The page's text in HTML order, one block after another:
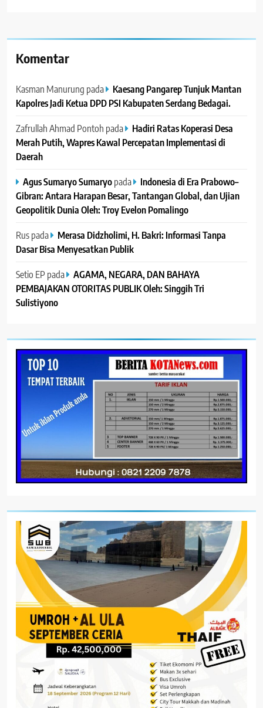
Komentar
Kasman Manurung pada
Kaesang Pangarep Tunjuk Mantan
Kapolres Jadi Ketua DPD PSI Kabupaten Serdang Bedagai. ‎ ‎
Zafrullah Ahmad Pontoh pada
Hadiri Ratas Koperasi Desa
Merah Putih, Wapres Kawal Percepatan Implementasi di
Daerah
Agus Sumaryo Sumaryopada
Indonesia di Era Prabowo–
Gibran: Antara Harapan Besar, Tantangan Global, dan Ujian
Geopolitik Dunia Oleh: Troy Evelon Pomalingo
Ruspada
Merasa Didzholimi, H. Bakri: Informasi Tanpa
Dasar Bisa Menyesatkan Publik
Setio EP pada
AGAMA, NEGARA, DAN BAHAYA
PEMBAJAKAN OTORITAS PUBLIK Oleh: Singgih Tri
Sulistiyono